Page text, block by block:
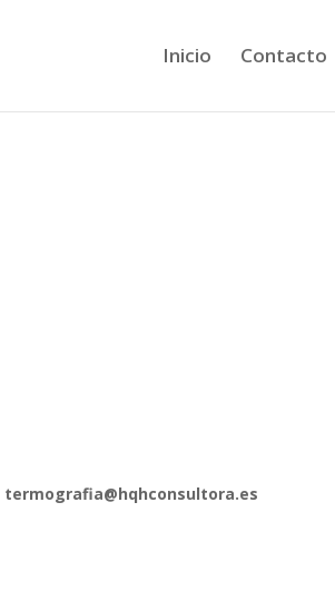
Inicio Contacto
termografia@hqhconsultora.es